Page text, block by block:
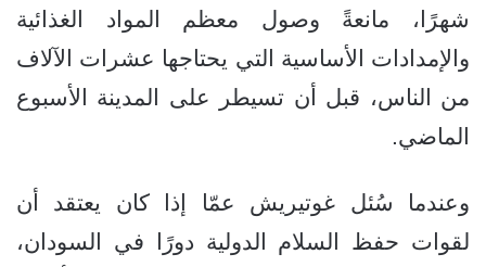
شهرًا، مانعةً وصول معظم المواد الغذائية
والإمدادات الأساسية التي يحتاجها عشرات الآلاف
من الناس، قبل أن تسيطر على المدينة الأسبوع
الماضي.
وعندما سُئل غوتيريش عمّا إذا كان يعتقد أن
لقوات حفظ السلام الدولية دورًا في السودان،